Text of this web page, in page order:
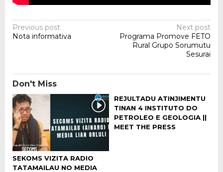
Post
navigation
Previous post
Nota informativa
Next post
Programa Promove FETO
Rural Grupo Sorumutu
Sesurai
Don't Miss
SEKOMS VIZITA RADIO
TATAMAILAU NO MEDIA
REJULTADU ATINJIMENTU
TINAN 4 INSTITUTO DO
PETROLEO E GEOLOGIA ||
MEET THE PRESS